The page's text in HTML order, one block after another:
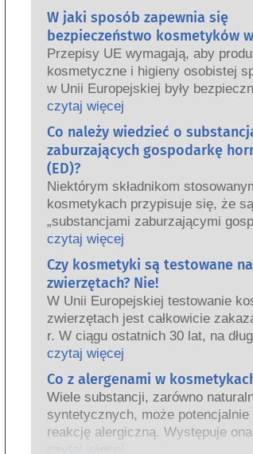
W jaki sposób zapewnia się
bezpieczeństwo kosmetyków
Przepisy UE wymagają, aby
kosmetyczne i higieny osobistej
w Unii Europejskiej były
oraz krajowe i europejskie organy
wspólnie ponoszą
bezpieczeństwo produktów
czytaj więcej
Co należy wiedzieć o
zaburzających gospodarkę
(ED)?
Niektórym składnikom
kosmetykach przypisuje się, że są
„substancjami zaburzającymi
hormonalną”, ponieważ mogą
niektóre właściwości naszych
Tylko dlatego, że coś może
hormon, nie oznacza to, że zakłóci
funkcjonowanie układu
Wiele substancji, w tym te
hormony. Bardzo niewiele
są to głównie leki o silnym
potwierdzone działanie
układu hormonalnego.
Rygorystyczne oceny
produktów przeprowadzane przez
wykwalifikowanych ekspertów
czytaj więcej
Czy kosmetyki są testowane na
zwierzętach? Nie!
W Unii Europejskiej testowanie
zwierzętach jest całkowicie
r. W ciągu ostatnich 30 lat, na
wprowadzeniem zakazu, przemysł
kosmetyczny inwestował w
tak aby stworzyć pionierskie
testowania na zwierzętach w celu
bezpieczeństwa składników i
kosmetycznych.
czytaj więcej
Co z alergenami w
Wiele substancji, zarówno
syntetycznych, może potencjalnie
reakcję alergiczną. Występuje
odpornościowy danej osoby
czytaj więcej